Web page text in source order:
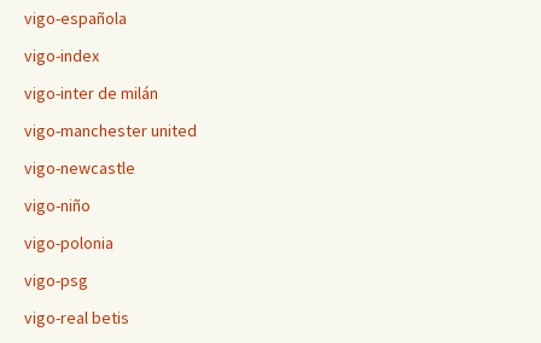
vigo-española
vigo-index
vigo-inter de milán
vigo-manchester united
vigo-newcastle
vigo-niño
vigo-polonia
vigo-psg
vigo-real betis